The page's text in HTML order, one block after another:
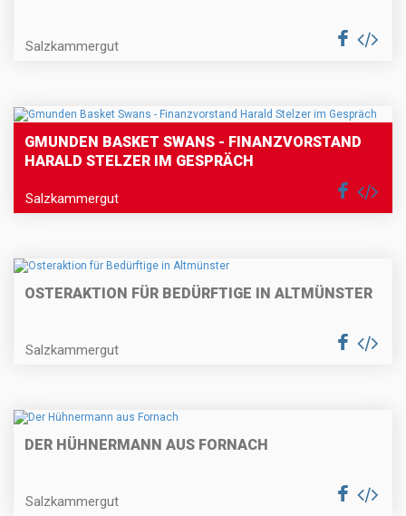
Salzkammergut
GMUNDEN BASKET SWANS - FINANZVORSTAND
HARALD STELZER IM GESPRÄCH
Salzkammergut
OSTERAKTION FÜR BEDÜRFTIGE IN ALTMÜNSTER
Salzkammergut
DER HÜHNERMANN AUS FORNACH
Salzkammergut